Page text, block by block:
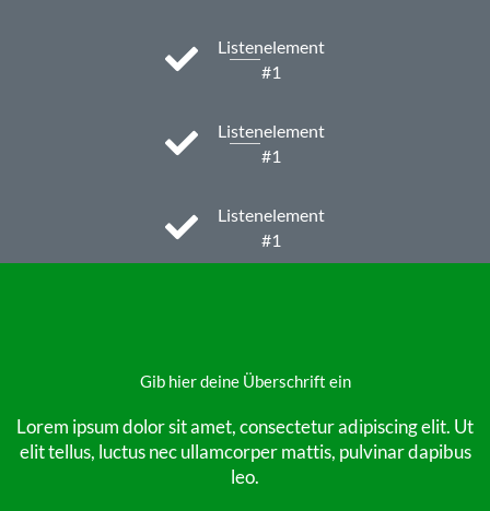
Listenelement
#1
Listenelement
#1
Listenelement
#1
Gib hier deine Überschrift ein
Lorem ipsum dolor sit amet, consectetur adipiscing elit. Ut
elit tellus, luctus nec ullamcorper mattis, pulvinar dapibus
leo.